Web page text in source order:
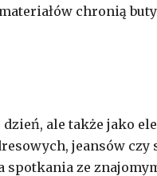
chronią
ale także jako
jeansów czy
ze